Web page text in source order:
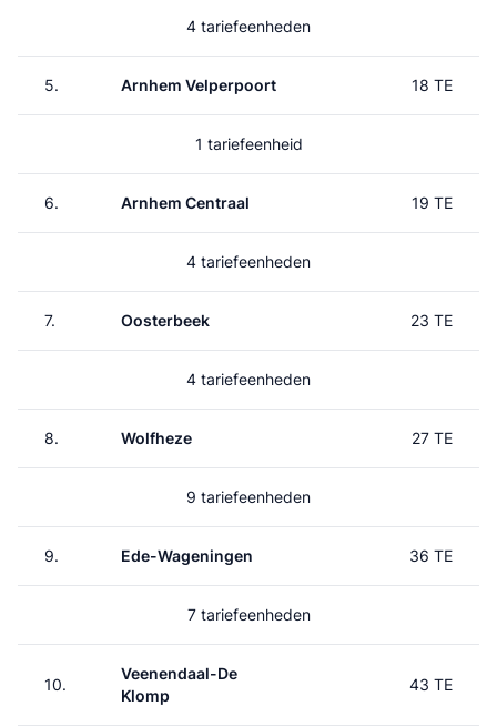
4 tariefeenheden
5. Arnhem Velperpoort 18 TE
1 tariefeenheid
6. Arnhem Centraal 19 TE
4 tariefeenheden
7. Oosterbeek 23 TE
4 tariefeenheden
8. Wolfheze 27 TE
9 tariefeenheden
9. Ede-Wageningen 36 TE
7 tariefeenheden
10.
Veenendaal-De
Klomp
43 TE